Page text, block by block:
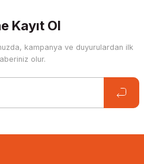
Kayıt Ol
kampanya ve duyurulardan ilk
olur.